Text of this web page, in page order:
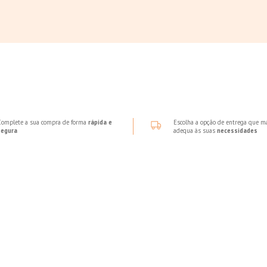
a sua compra de forma rápida e
Escolha a opção de entrega que
adequa às suas necessidades